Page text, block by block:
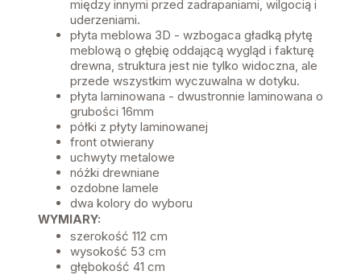
między innymi przed zadrapaniami, wilgocią i
uderzeniami.
płyta meblowa 3D - wzbogaca gładką płytę
meblową o głębię oddającą wygląd i fakturę
drewna, struktura jest nie tylko widoczna, ale
przede wszystkim wyczuwalna w dotyku.
płyta laminowana - dwustronnie laminowana o
grubości 16mm
półki z płyty laminowanej
front otwierany
uchwyty metalowe
nóżki drewniane
ozdobne lamele
dwa kolory do wyboru
WYMIARY:
szerokość 112 cm
wysokość 53 cm
głębokość 41 cm